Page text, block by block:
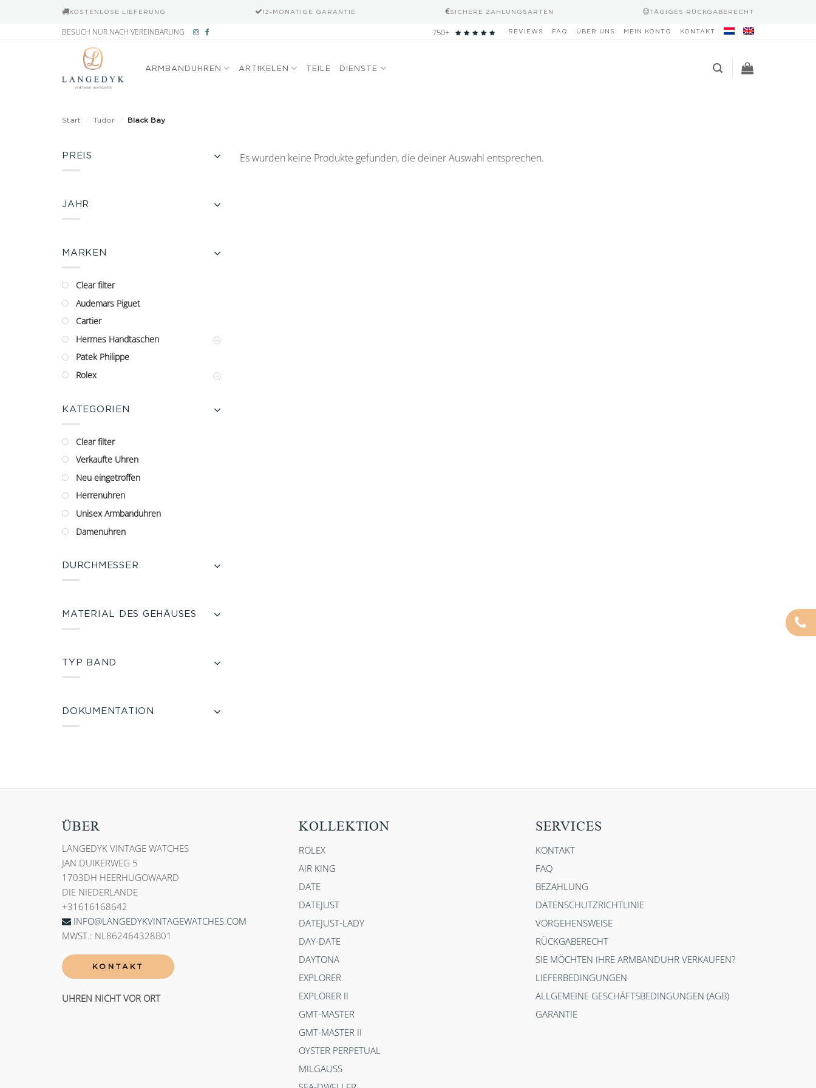
KOSTENLOSE LIEFERUNG 12-MONATIGE GARANTIE SICHERE ZAHLUNGSARTEN TÄGIGES RÜCKGABERECHT
BESUCH NUR NACH VEREINBARUNG 750+ REVIEWS FAQ ÜBER UNS MEIN KONTO KONTAKT
ARMBANDUHREN ARTIKELEN TEILE DIENSTE
Start Tudor Black Bay
PREIS
JAHR
MARKEN
Clear filter
Audemars Piguet
Cartier
Hermes Handtaschen
Patek Philippe
Rolex
KATEGORIEN
Clear filter
Verkaufte Uhren
Neu eingetroffen
Herrenuhren
Unisex Armbanduhren
Damenuhren
DURCHMESSER
MATERIAL DES GEHÄUSES
TYP BAND
DOKUMENTATION
Es wurden keine Produkte gefunden, die deiner Auswahl entsprechen.
ÜBER
LANGEDYK VINTAGE WATCHES
JAN DUIKERWEG 5
1703DH HEERHUGOWAARD
DIE NIEDERLANDE
+31616168642
INFO@LANGEDYKVINTAGEWATCHES.COM
MWST.: NL862464328B01
KONTAKT
UHREN NICHT VOR ORT
KOLLEKTION
ROLEX
AIR KING
DATE
DATEJUST
DATEJUST-LADY
DAY-DATE
DAYTONA
EXPLORER
EXPLORER II
GMT-MASTER
GMT-MASTER II
OYSTER PERPETUAL
MILGAUSS
SERVICES
KONTAKT
FAQ
BEZAHLUNG
DATENSCHUTZRICHTLINIE
VORGEHENSWEISE
RÜCKGABERECHT
SIE MÖCHTEN IHRE ARMBANDUHR VERKAUFEN?
LIEFERBEDINGUNGEN
ALLGEMEINE GESCHÄFTSBEDINGUNGEN (AGB)
GARANTIE